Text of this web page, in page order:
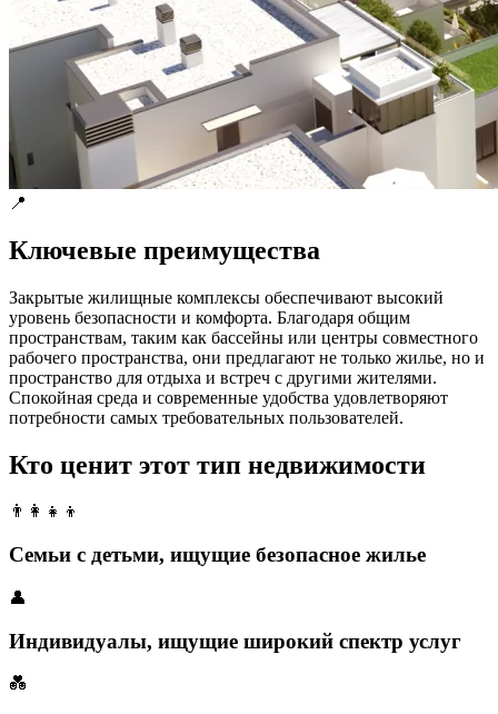
📍
Ключевые преимущества
Закрытые жилищные комплексы обеспечивают высокий
уровень безопасности и комфорта. Благодаря общим
пространствам, таким как бассейны или центры совместного
рабочего пространства, они предлагают не только жилье, но и
пространство для отдыха и встреч с другими жителями.
Спокойная среда и современные удобства удовлетворяют
потребности самых требовательных пользователей.
Кто ценит этот тип недвижимости
👨‍👩‍👧‍👦
Семьи с детьми, ищущие безопасное жилье
👤
Индивидуалы, ищущие широкий спектр услуг
💑